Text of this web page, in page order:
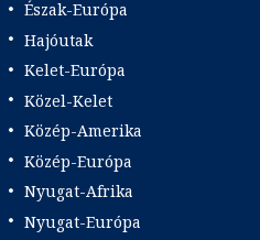
Észak-Európa
Hajóutak
Kelet-Európa
Közel-Kelet
Közép-Amerika
Közép-Európa
Nyugat-Afrika
Nyugat-Európa